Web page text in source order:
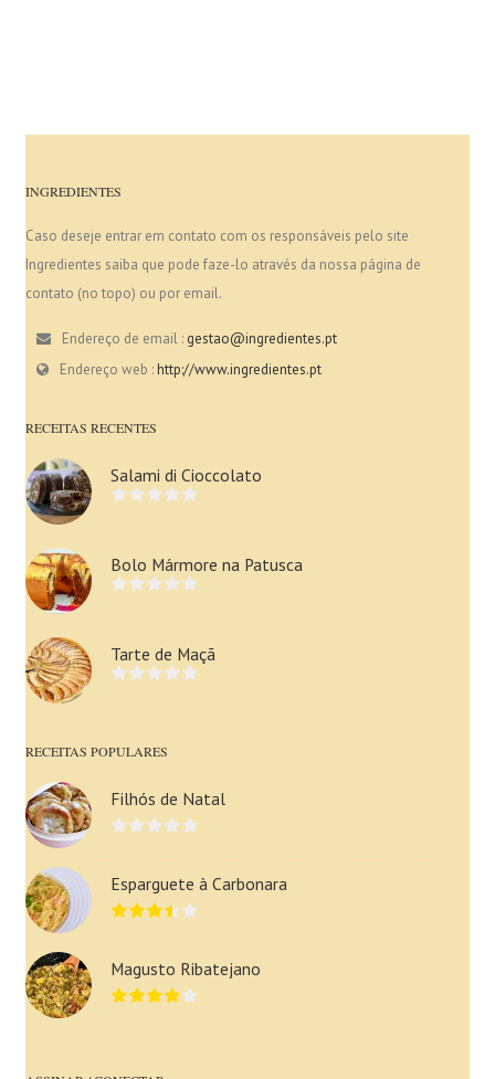
INGREDIENTES
Caso deseje entrar em contato com os responsáveis pelo site
Ingredientes saiba que pode faze-lo através da nossa página de
contato (no topo) ou por email.
Endereço de email : gestao@ingredientes.pt
Endereço web :http://www.ingredientes.pt
RECEITAS RECENTES
Salami di Cioccolato
Bolo Mármore na Patusca
Tarte de Maçã
RECEITAS POPULARES
Filhós de Natal
Esparguete à Carbonara
Magusto Ribatejano